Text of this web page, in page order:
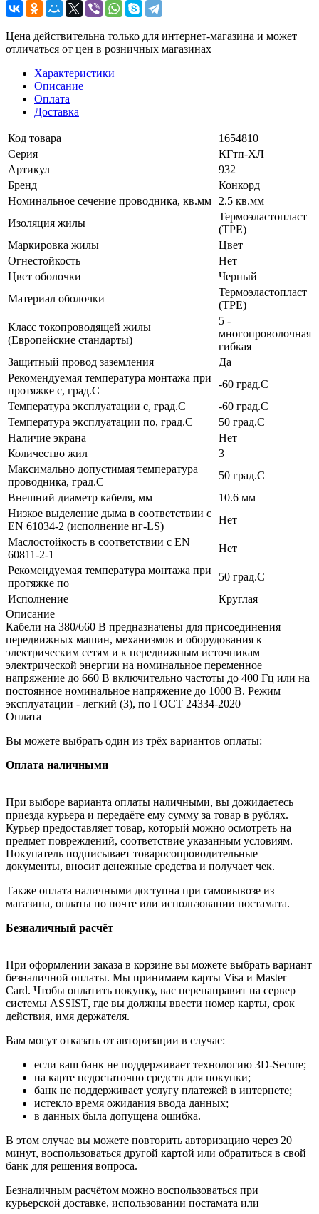
Цена действительна только для интернет-магазина и может
отличаться от цен в розничных магазинах
Характеристики
Описание
Оплата
Доставка
Код товара
1654810
Серия
КГтп-ХЛ
Артикул
932
Бренд
Конкорд
Номинальное сечение проводника, кв.мм
2.5 кв.мм
Изоляция жилы
Термоэластопласт
(TPE)
Маркировка жилы
Цвет
Огнестойкость
Нет
Цвет оболочки
Черный
Материал оболочки
Термоэластопласт
(TPE)
Класс токопроводящей жилы
(Европейские стандарты)
5 -
многопроволочная
гибкая
Защитный провод заземления
Да
Рекомендуемая температура монтажа при
протяжке с, град.C
-60 град.C
Температура эксплуатации с, град.C
-60 град.C
Температура эксплуатации по, град.C
50 град.C
Наличие экрана
Нет
Количество жил
3
Максимально допустимая температура
проводника, град.C
50 град.C
Внешний диаметр кабеля, мм
10.6 мм
Низкое выделение дыма в соответствии с
EN 61034-2 (исполнение нг-LS)
Нет
Маслостойкость в соответствии с EN
60811-2-1
Нет
Рекомендуемая температура монтажа при
протяжке по
50 град.C
Исполнение
Круглая
Описание
Кабели на 380/660 В предназначены для присоединения
передвижных машин, механизмов и оборудования к
электрическим сетям и к передвижным источникам
электрической энергии на номинальное переменное
напряжение до 660 В включительно частоты до 400 Гц или на
постоянное номинальное напряжение до 1000 В. Режим
эксплуатации - легкий (3), по ГОСТ 24334-2020
Оплата
Вы можете выбрать один из трёх вариантов оплаты:
Оплата наличными
При выборе варианта оплаты наличными, вы дожидаетесь
приезда курьера и передаёте ему сумму за товар в рублях.
Курьер предоставляет товар, который можно осмотреть на
предмет повреждений, соответствие указанным условиям.
Покупатель подписывает товаросопроводительные
документы, вносит денежные средства и получает чек.
Также оплата наличными доступна при самовывозе из
магазина, оплаты по почте или использовании постамата.
Безналичный расчёт
При оформлении заказа в корзине вы можете выбрать вариант
безналичной оплаты. Мы принимаем карты Visa и Master
Card. Чтобы оплатить покупку, вас перенаправит на сервер
системы ASSIST, где вы должны ввести номер карты, срок
действия, имя держателя.
Вам могут отказать от авторизации в случае:
если ваш банк не поддерживает технологию 3D-Secure;
на карте недостаточно средств для покупки;
банк не поддерживает услугу платежей в интернете;
истекло время ожидания ввода данных;
в данных была допущена ошибка.
В этом случае вы можете повторить авторизацию через 20
минут, воспользоваться другой картой или обратиться в свой
банк для решения вопроса.
Безналичным расчётом можно воспользоваться при
курьерской доставке, использовании постамата или